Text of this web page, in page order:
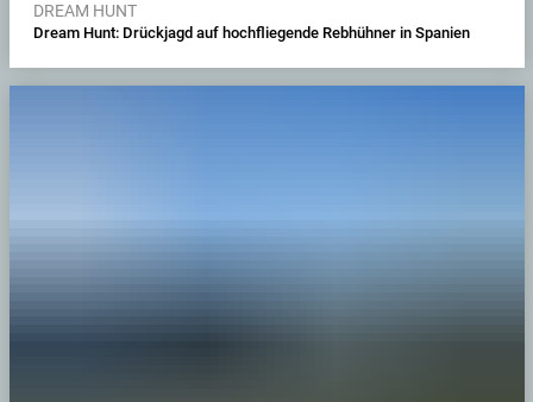
DREAM HUNT
Dream Hunt: Drückjagd auf hochfliegende Rebhühner in Spanien